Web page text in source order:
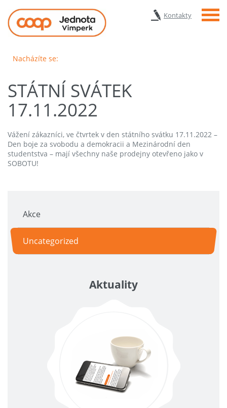
Kontakty Menu
Nacházíte se:
STÁTNÍ SVÁTEK
17.11.2022
Vážení zákazníci, ve čtvrtek v den státního svátku 17.11.2022 –
Den boje za svobodu a demokracii a Mezinárodní den
studentstva – mají všechny naše prodejny otevřeno jako v
SOBOTU!
Akce
Uncategorized
Aktuality